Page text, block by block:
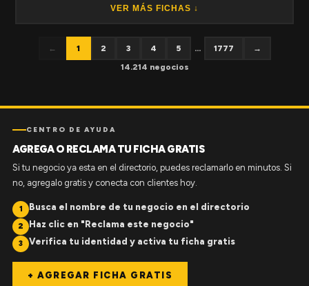
VER MÁS FICHAS ↓
← 1 2 3 4 5 ... 1777
→
14.214 negocios
CENTRO DE AYUDA
AGREGA O RECLAMA TU FICHA GRATIS
Si tu negocio ya esta en el directorio, puedes reclamarlo en minutos. Si
no, agregalo gratis y conecta con clientes hoy.
1 Busca el nombre de tu negocio en el directorio
2 Haz clic en "Reclama este negocio"
3 Verifica tu identidad y activa tu ficha gratis
+ AGREGAR FICHA GRATIS